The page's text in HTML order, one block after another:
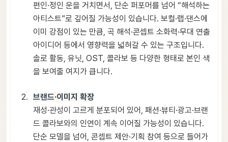
편인·정인 운을 거치면서, 단순 퍼포머를 넘어 “해석하는
아티스트”로 깊어질 가능성이 있습니다. 보컬·랩·댄스에
이미 강점이 있는 만큼, 곡 해석·콘셉트 소화력·무대 연출
아이디어 등에서 영향력을 넓혀갈 수 있는 구조입니다.
솔로 활동, 유닛, OST, 콜라보 등 다양한 형태로 본인 색
을 보여줄 여지가 큽니다.
브랜드·이미지 확장
재성·관성이 고르게 분포되어 있어, 패션·뷰티·광고·브랜
드 콜라보와의 인연이 계속 이어질 가능성이 있습니다.
단순 모델을 넘어, 콘셉트 제안·기획 참여 등으로 들어가